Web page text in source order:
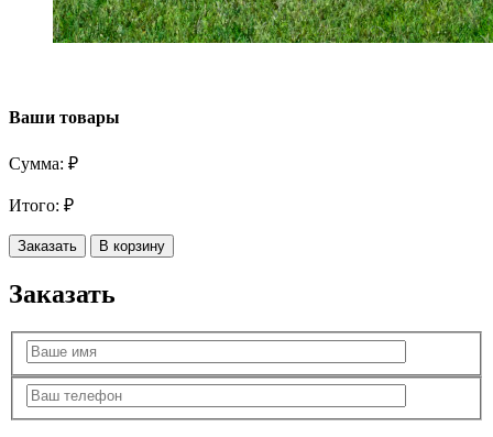
Ваши товары
Сумма: ₽
Итого: ₽
Заказать В корзину
Заказать